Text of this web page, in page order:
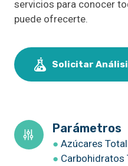
servicios para conocer
puede ofrecerte.
Solicitar
Parámetros
● Azúcares
● Carbohidratos